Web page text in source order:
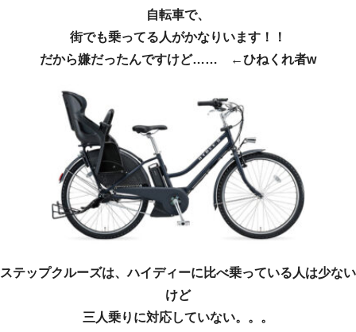
自転車で、
街でも乗ってる人がかなりいます！！
だから嫌だったんですけど…… ←ひねくれ者w
ステップクルーズは、ハイディーに比べ乗っている人は少ない
けど
三人乗りに対応していない。。。